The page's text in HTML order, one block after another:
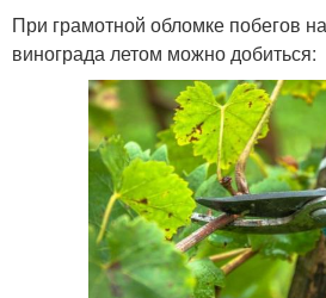
При грамотной обломке побегов
винограда летом можно добиться: